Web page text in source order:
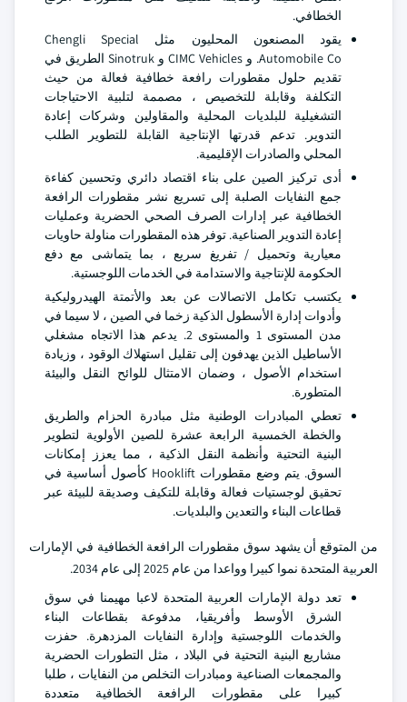
الخطافي.
يقود المصنعون المحليون مثل Chengli Special
Automobile Co. و CIMC Vehicles و Sinotruk الطريق في
تقديم حلول مقطورات رافعة خطافية فعالة من حيث
التكلفة وقابلة للتخصيص ، مصممة لتلبية الاحتياجات
التشغيلية للبلديات المحلية والمقاولين وشركات إعادة
التدوير. تدعم قدرتها الإنتاجية القابلة للتطوير الطلب
المحلي والصادرات الإقليمية.
أدى تركيز الصين على بناء اقتصاد دائري وتحسين كفاءة
جمع النفايات الصلبة إلى تسريع نشر مقطورات الرافعة
الخطافية عبر إدارات الصرف الصحي الحضرية وعمليات
إعادة التدوير الصناعية. توفر هذه المقطورات مناولة حاويات
معيارية وتحميل / تفريغ سريع ، بما يتماشى مع دفع
الحكومة للإنتاجية والاستدامة في الخدمات اللوجستية.
يكتسب تكامل الاتصالات عن بعد والأتمتة الهيدروليكية
وأدوات إدارة الأسطول الذكية زخما في الصين ، لا سيما في
مدن المستوى 1 والمستوى 2. يدعم هذا الاتجاه مشغلي
الأساطيل الذين يهدفون إلى تقليل استهلاك الوقود ، وزيادة
استخدام الأصول ، وضمان الامتثال للوائح النقل والبيئة
المتطورة.
تعطي المبادرات الوطنية مثل مبادرة الحزام والطريق
والخطة الخمسية الرابعة عشرة للصين الأولوية لتطوير
البنية التحتية وأنظمة النقل الذكية ، مما يعزز إمكانات
السوق. يتم وضع مقطورات Hooklift كأصول أساسية في
تحقيق لوجستيات فعالة وقابلة للتكيف وصديقة للبيئة عبر
قطاعات البناء والتعدين والبلديات.
من المتوقع أن يشهد سوق مقطورات الرافعة الخطافية في الإمارات
العربية المتحدة نموا كبيرا وواعدا من عام 2025 إلى عام 2034.
تعد دولة الإمارات العربية المتحدة لاعبا مهيمنا في سوق
الشرق الأوسط وأفريقيا، مدفوعة بقطاعات البناء
والخدمات اللوجستية وإدارة النفايات المزدهرة. حفزت
مشاريع البنية التحتية في البلاد ، مثل التطورات الحضرية
والمجمعات الصناعية ومبادرات التخلص من النفايات ، طلبا
كبيرا على مقطورات الرافعة الخطافية متعددة